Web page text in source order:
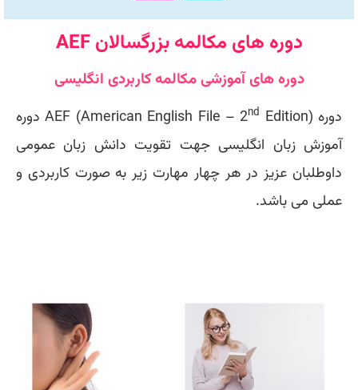
دوره های مکالمه بزرگسالان AEF
دوره های آموزشی مکالمه کاربردی انگلیسی
دوره AEF (American English File – 2nd Edition)
دوره
آموزش زبان انگلیسی جهت تقویت دانش زبان عمومی
داوطلبان عزیز در هر چهار مهارت زیر به صورت کاربردی و
عملی می باشد.